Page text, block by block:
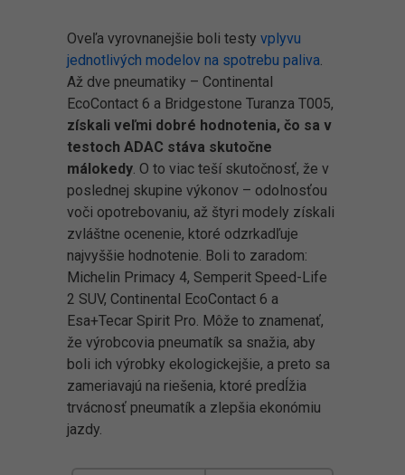
Oveľa vyrovnanejšie boli testy vplyvu
jednotlivých modelov na spotrebu paliva.
Až dve pneumatiky – Continental
EcoContact 6 a Bridgestone Turanza T005,
získali veľmi dobré hodnotenia, čo sa v
testoch ADAC stáva skutočne
málokedy. O to viac teší skutočnosť, že v
poslednej skupine výkonov – odolnosťou
voči opotrebovaniu, až štyri modely získali
zvláštne ocenenie, ktoré odzrkadľuje
najvyššie hodnotenie. Boli to zaradom:
Michelin Primacy 4, Semperit Speed-Life
2 SUV, Continental EcoContact 6 a
Esa+Tecar Spirit Pro. Môže to znamenať,
že výrobcovia pneumatík sa snažia, aby
boli ich výrobky ekologickejšie, a preto sa
zameriavajú na riešenia, ktoré predĺžia
trvácnosť pneumatík a zlepšia ekonómiu
jazdy.